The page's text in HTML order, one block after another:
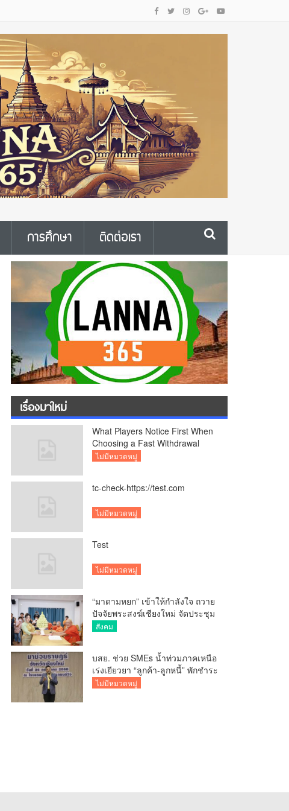
การศึกษา ติดต่อเรา
เรื่องมาใหม่
What Players Notice First When
Choosing a Fast Withdrawal
Casino UK
ไม่มีหมวดหมู่
tc-check-https://test.com
ไม่มีหมวดหมู่
Test
ไม่มีหมวดหมู่
“มาดามหยก” เข้าให้กำลังใจ ถวาย
ปัจจัยพระสงฆ์เชียงใหม่ จัดประชุม
ทำบัญชีรายรับรายจ่ายของวัด กว่า
สังคม
บสย. ช่วย SMEs น้ำท่วมภาคเหนือ
เร่งเยียวยา “ลูกค้า-ลูกหนี้” พักชำระ
ค่าธรรมเนียม-ค่างวด
ไม่มีหมวดหมู่